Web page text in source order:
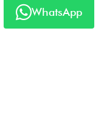
WhatsApp